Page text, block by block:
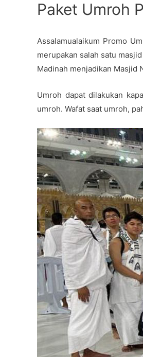
Paket Umroh
Assalamualaikum Promo
merupakan salah satu
Madinah menjadikan Masjid
Umroh dapat dilakukan
umroh. Wafat saat umroh,